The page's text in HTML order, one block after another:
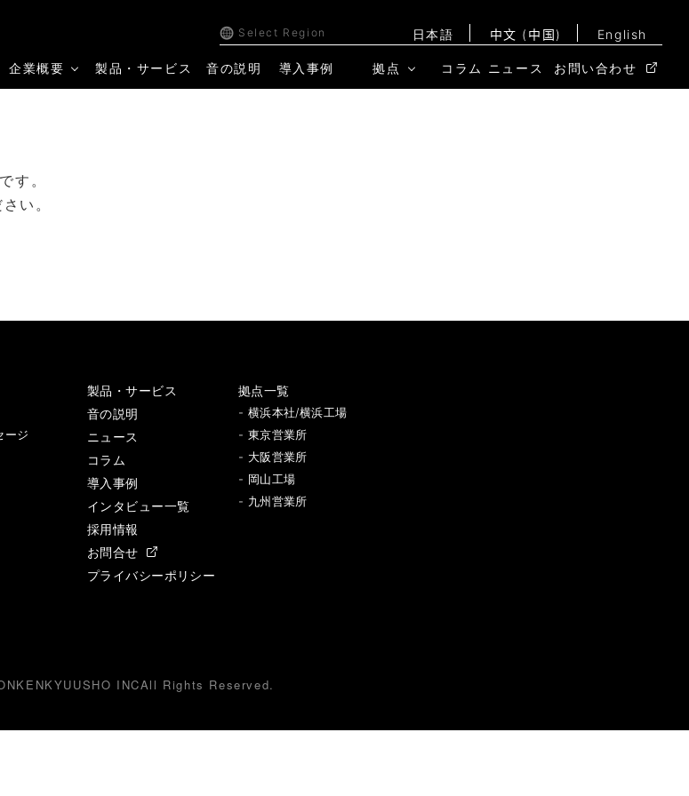
Select Region 日本語 中文 (中国) English
企業概要 製品・サービス 音の説明 導入事例 拠点 コラム ニュース お問い合わせ
す。
い。
ージ
製品・サービス
音の説明
ニュース
コラム
導入事例
インタビュー一覧
採用情報
お問合せ
プライバシーポリシー
拠点一覧
- 横浜本社/横浜工場
- 東京営業所
- 大阪営業所
- 岡山工場
- 九州営業所
INCAll Rights Reserved.